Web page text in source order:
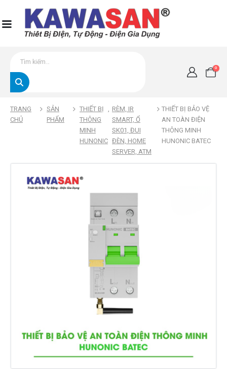
0
TRANG
CHỦ
SẢN
PHẨM
THIẾT BỊ
THÔNG
MINH
HUNONIC
, RÈM, IR
SMART, Ổ
SK01, ĐUI
ĐÈN, HOME
SERVER, ATM
THIẾT BỊ BẢO VỆ
AN TOÀN ĐIỆN
THÔNG MINH
HUNONIC BATEC